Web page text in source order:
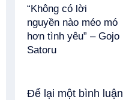
“Không có lời
nguyền nào méo mó
hơn tình yêu” – Gojo
Satoru
Để lại một bình luận